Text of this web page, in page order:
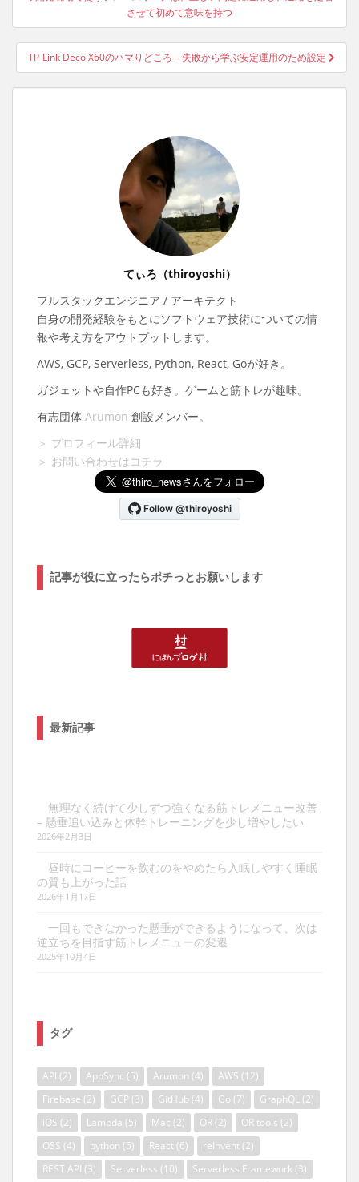
ナ
ビ
ゲ
ー
させて初めて意味を持つ
TP-Link Deco X60のハマりどころ – 失敗から学ぶ安定運用のため設定
てぃろ（thiroyoshi）
フルスタックエンジニア / アーキテクト
自身の開発経験をもとにソフトウェア技術についての情
報や考え方をアウトプットします。
AWS, GCP, Serverless, Python, React, Goが好き。
ガジェットや自作PCも好き。ゲームと筋トレが趣味。
有志団体 Arumon 創設メンバー。
＞ プロフィール詳細
＞ お問い合わせはコチラ
記事が役に立ったらポチっとお願いします
最新記事
無理なく続けて少しずつ強くなる筋トレメニュー改善
– 懸垂追い込みと体幹トレーニングを少し増やしたい
2026年2月3日
昼時にコーヒーを飲むのをやめたら入眠しやすく睡眠
の質も上がった話
2026年1月17日
一回もできなかった懸垂ができるようになって、次は
逆立ちを目指す筋トレメニューの変遷
2025年10月4日
タグ
API (2) AppSync (5) Arumon (4) AWS (12)
Firebase (2) GCP (3) GitHub (4) Go (7) GraphQL (2)
iOS (2) Lambda (5) Mac (2) OR (2) OR tools (2)
OSS (4) python (5) React (6) reInvent (2)
REST API (3) Serverless (10) Serverless Framework (3)